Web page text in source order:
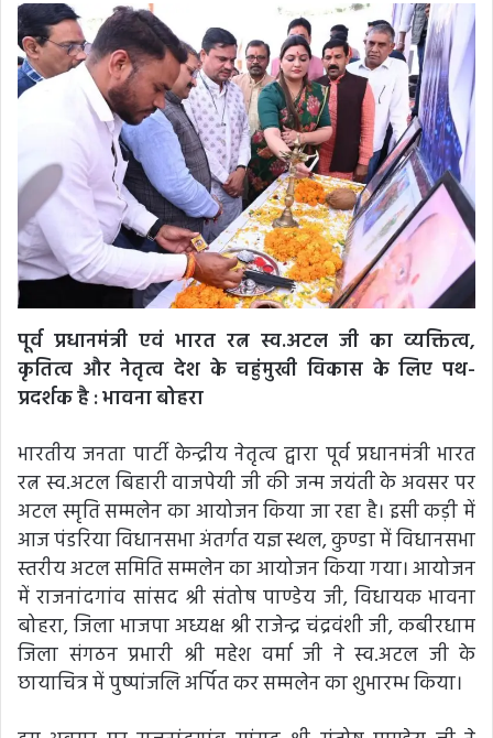
पूर्व प्रधानमंत्री एवं भारत रत्न स्व.अटल जी का व्यक्तित्व,
कृतित्व और नेतृत्व देश के चहुंमुखी विकास के लिए पथ-
प्रदर्शक है : भावना बोहरा
भारतीय जनता पार्टी केन्द्रीय नेतृत्व द्वारा पूर्व प्रधानमंत्री भारत
रत्न स्व.अटल बिहारी वाजपेयी जी की जन्म जयंती के अवसर पर
अटल स्मृति सम्मलेन का आयोजन किया जा रहा है। इसी कड़ी में
आज पंडरिया विधानसभा अंतर्गत यज्ञ स्थल, कुण्डा में विधानसभा
स्तरीय अटल समिति सम्मलेन का आयोजन किया गया। आयोजन
में राजनांदगांव सांसद श्री संतोष पाण्डेय जी, विधायक भावना
बोहरा, जिला भाजपा अध्यक्ष श्री राजेन्द्र चंद्रवंशी जी, कबीरधाम
जिला संगठन प्रभारी श्री महेश वर्मा जी ने स्व.अटल जी के
छायाचित्र में पुष्पांजलि अर्पित कर सम्मलेन का शुभारम्भ किया।